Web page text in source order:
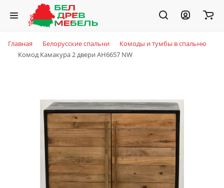
Главная Белорусские спальни
Комоды и тумбы в спальню
Комод Камакура 2 двери AH6657 NW